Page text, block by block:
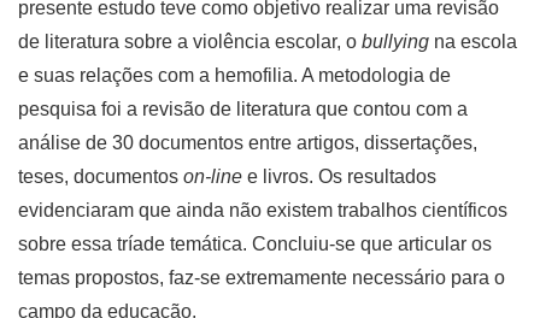
presente estudo teve como objetivo realizar uma revisão
de literatura sobre a violência escolar, o bullying na escola
e suas relações com a hemofilia. A metodologia de
pesquisa foi a revisão de literatura que contou com a
análise de 30 documentos entre artigos, dissertações,
teses, documentos on-line e livros. Os resultados
evidenciaram que ainda não existem trabalhos científicos
sobre essa tríade temática. Concluiu-se que articular os
temas propostos, faz-se extremamente necessário para o
campo da educação.